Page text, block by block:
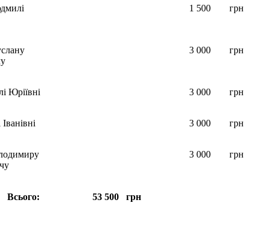
1 500 грн
3 000 грн
Юріївні 3 000 грн
3 000 грн
3 000 грн
Всього: 53 500 грн